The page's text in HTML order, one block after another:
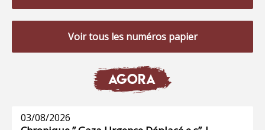
Voir tous les numéros papier
AGORA
03/08/2026